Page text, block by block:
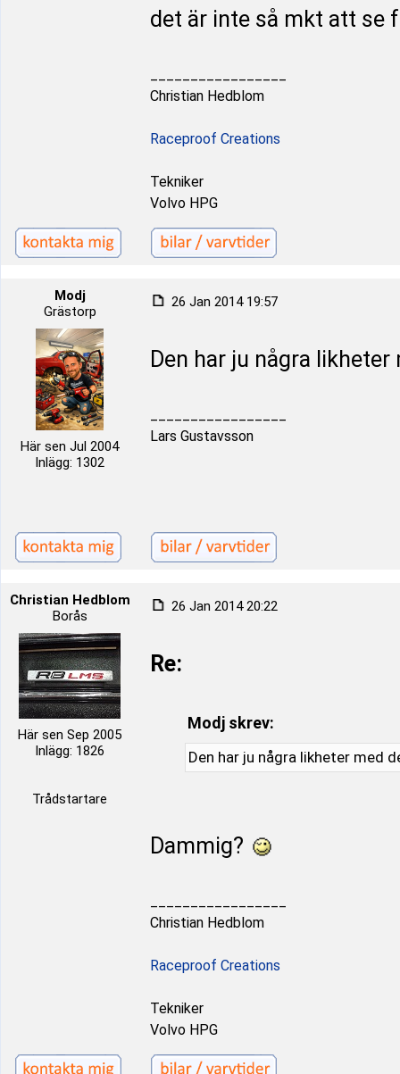
det är inte så mkt att se
Christian Hedblom
Raceproof Creations
Tekniker
Volvo HPG
Modj
Grästorp
Här sen Jul 2004
Inlägg: 1302
26 Jan 2014 19:57
Den har ju några
Lars Gustavsson
Christian Hedblom
Borås
Här sen Sep 2005
Inlägg: 1826
Trådstartare
26 Jan 2014 20:22
Re:
Modj skrev:
Den har ju några likheter med
Dammig?
Christian Hedblom
Raceproof Creations
Tekniker
Volvo HPG